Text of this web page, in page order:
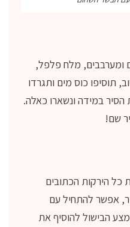
ומערבבים, מלח פלפל,
תוסיפו כוס מים ותגרדו
במידה ונשארו כאלה.
שם!
כל הירקות הכתובים
אפשר להתחיל עם
הבישול להוסיף את